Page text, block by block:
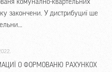
комунално-квартельних
закончени. У дистрибуциї ше
О ФОРМОВАНЮ РАХУНКОХ